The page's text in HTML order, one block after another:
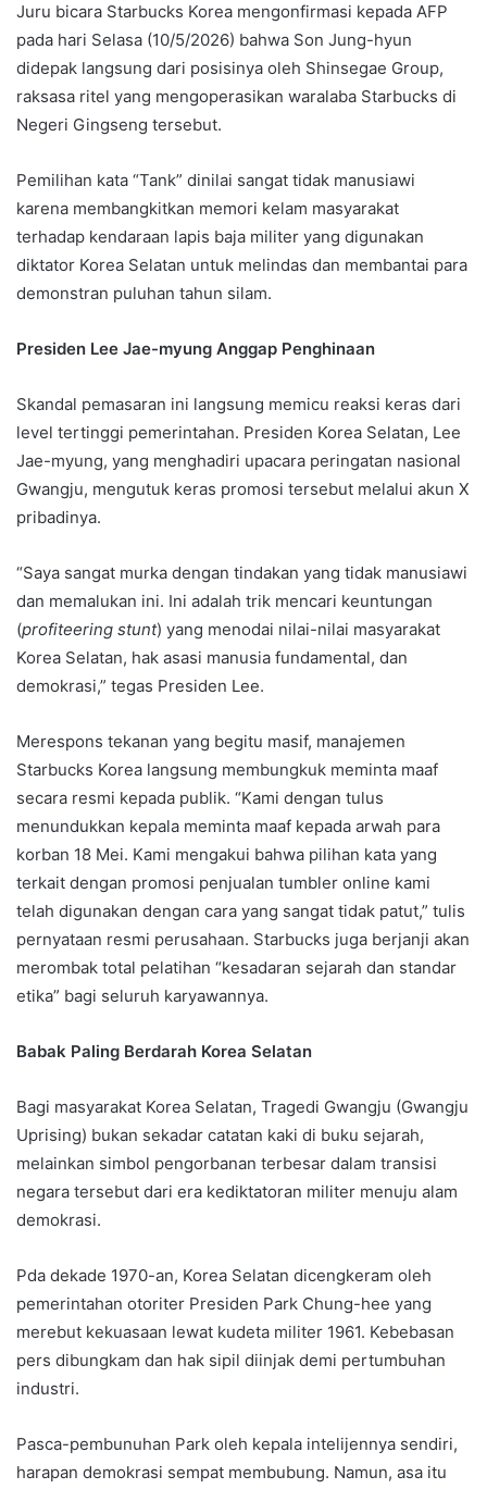
Juru bicara Starbucks Korea mengonfirmasi kepada AFP
pada hari Selasa (10/5/2026) bahwa Son Jung-hyun
didepak langsung dari posisinya oleh Shinsegae Group,
raksasa ritel yang mengoperasikan waralaba Starbucks di
Negeri Gingseng tersebut.
Pemilihan kata “Tank” dinilai sangat tidak manusiawi
karena membangkitkan memori kelam masyarakat
terhadap kendaraan lapis baja militer yang digunakan
diktator Korea Selatan untuk melindas dan membantai para
demonstran puluhan tahun silam.
Presiden Lee Jae-myung Anggap Penghinaan
Skandal pemasaran ini langsung memicu reaksi keras dari
level tertinggi pemerintahan. Presiden Korea Selatan, Lee
Jae-myung, yang menghadiri upacara peringatan nasional
Gwangju, mengutuk keras promosi tersebut melalui akun X
pribadinya.
“Saya sangat murka dengan tindakan yang tidak manusiawi
dan memalukan ini. Ini adalah trik mencari keuntungan
(profiteering stunt) yang menodai nilai-nilai masyarakat
Korea Selatan, hak asasi manusia fundamental, dan
demokrasi,” tegas Presiden Lee.
Merespons tekanan yang begitu masif, manajemen
Starbucks Korea langsung membungkuk meminta maaf
secara resmi kepada publik. “Kami dengan tulus
menundukkan kepala meminta maaf kepada arwah para
korban 18 Mei. Kami mengakui bahwa pilihan kata yang
terkait dengan promosi penjualan tumbler online kami
telah digunakan dengan cara yang sangat tidak patut,” tulis
pernyataan resmi perusahaan. Starbucks juga berjanji akan
merombak total pelatihan “kesadaran sejarah dan standar
etika” bagi seluruh karyawannya.
Babak Paling Berdarah Korea Selatan
Bagi masyarakat Korea Selatan, Tragedi Gwangju (Gwangju
Uprising) bukan sekadar catatan kaki di buku sejarah,
melainkan simbol pengorbanan terbesar dalam transisi
negara tersebut dari era kediktatoran militer menuju alam
demokrasi.
Pda dekade 1970-an, Korea Selatan dicengkeram oleh
pemerintahan otoriter Presiden Park Chung-hee yang
merebut kekuasaan lewat kudeta militer 1961. Kebebasan
pers dibungkam dan hak sipil diinjak demi pertumbuhan
industri.
Pasca-pembunuhan Park oleh kepala intelijennya sendiri,
harapan demokrasi sempat membubung. Namun, asa itu